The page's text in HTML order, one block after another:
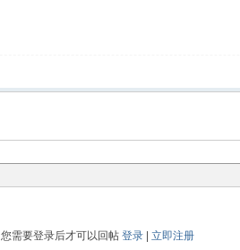
您需要登录后才可以回帖 登录| 立即注册